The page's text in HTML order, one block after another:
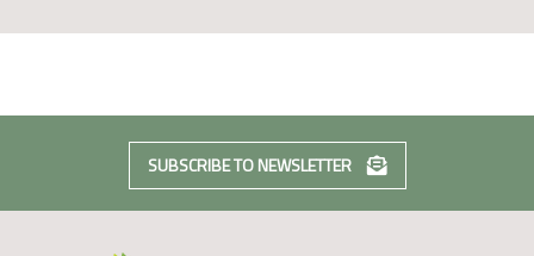
SUBSCRIBE TO NEWSLETTER